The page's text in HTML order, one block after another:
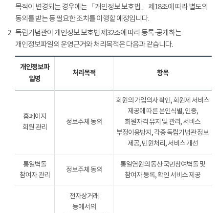
목적이 변경되는 경우에는 「개인정보 보호법」 제18조에 따라 별도의
동의를 받는 등 필요한 조치를 이행할 예정입니다.
2 독립기념관이 개인정보 보호법 제32조에 따라 등록·공개하는
개인정보파일의 운영근거와 처리목적은 다음과 같습니다.
개인정보파
일명
처리목적 항목
홈페이지
회원 관리
정보주체 동의
회원의 가입의사 확인, 회원제 서비스
제공에 따른 본인식별, 인증,
회원자격 유지 및 관리, 서비스
부정이용방지, 각종 독립기념관 정보
제공, 민원처리, 서비스 개선
통일벽돌
참여자 관리
정보주체 동의
통일염원의 동산 국민참여벽돌 및
참여자 등록, 확인 서비스 제공
전자상거래
등에서의